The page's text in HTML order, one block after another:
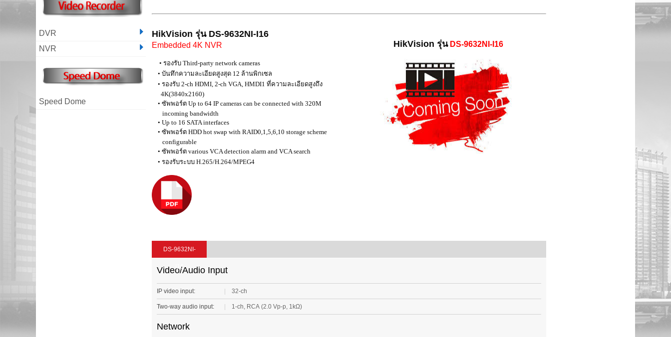
DVR
NVR
Speed Dome
HikVision รุ่นDS-9632NI-I16
Embedded 4K NVR
• รองรับ Third-party network cameras
• บันทึกความละเอียดสูงสุด 12 ล้านพิกเซล
• รองรับ 2-ch HDMI, 2-ch VGA, HMDI1 ที่ความละเอียดสูงถึง
4K(3840x2160)
• ซัพพอร์ต Up to 64 IP cameras can be connected with 320M
incoming bandwidth
• Up to 16 SATA interfaces
• ซัพพอร์ต HDD hot swap with RAID0,1,5,6,10 storage scheme
configurable
• ซัพพอร์ต various VCA detection alarm and VCA search
• รองรับระบบ H.265/H.264/MPEG4
HikVision รุ่น DS-9632NI-I16
DS-9632NI-
I16
Video/Audio Input
IP video input: 32-ch
Two-way audio input: 1-ch, RCA (2.0 Vp-p, 1kΩ)
Network